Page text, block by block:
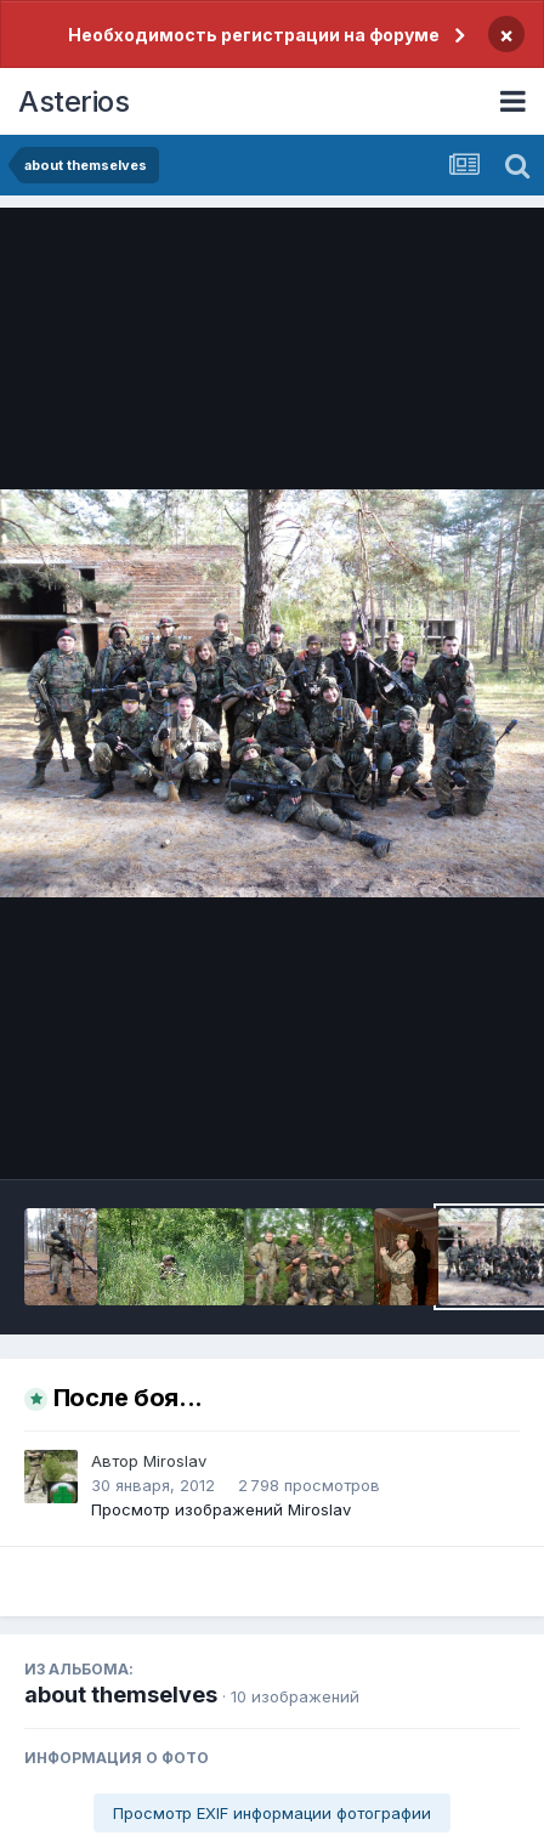
Необходимость регистрации на форуме ×
Asterios
about themselves
После боя...
Автор Miroslav
30 января, 2012
2 798 просмотров
Просмотр изображений Miroslav
ИЗ АЛЬБОМА:
about themselves · 10 изображений
ИНФОРМАЦИЯ О ФОТО
Просмотр EXIF информации фотографии